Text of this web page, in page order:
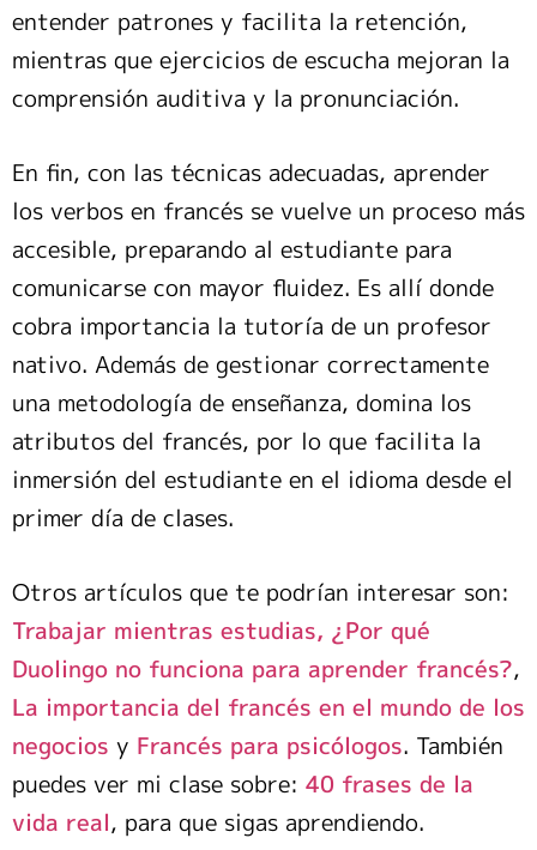
entender patrones y facilita la retención,
mientras que ejercicios de escucha mejoran la
comprensión auditiva y la pronunciación.
En fin, con las técnicas adecuadas, aprender
los verbos en francés se vuelve un proceso más
accesible, preparando al estudiante para
comunicarse con mayor fluidez. Es allí donde
cobra importancia la tutoría de un profesor
nativo. Además de gestionar correctamente
una metodología de enseñanza, domina los
atributos del francés, por lo que facilita la
inmersión del estudiante en el idioma desde el
primer día de clases.
Otros artículos que te podrían interesar son:
Trabajar mientras estudias, ¿Por qué
Duolingo no funciona para aprender francés?,
La importancia del francés en el mundo de los
negocios y Francés para psicólogos. También
puedes ver mi clase sobre: 40 frases de la
vida real, para que sigas aprendiendo.